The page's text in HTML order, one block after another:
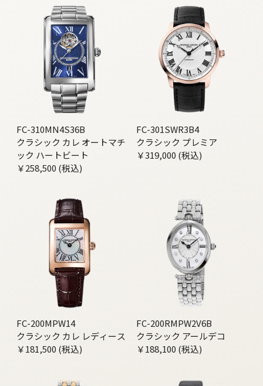
FC-310MN4S36B
クラシック カレ オートマチ
ック ハートビート
￥258,500 (税込)
FC-301SWR3B4
クラシック プレミア
￥319,000 (税込)
FC-200MPW14
クラシック カレ レディース
￥181,500 (税込)
FC-200RMPW2V6B
クラシック アールデコ
￥188,100 (税込)